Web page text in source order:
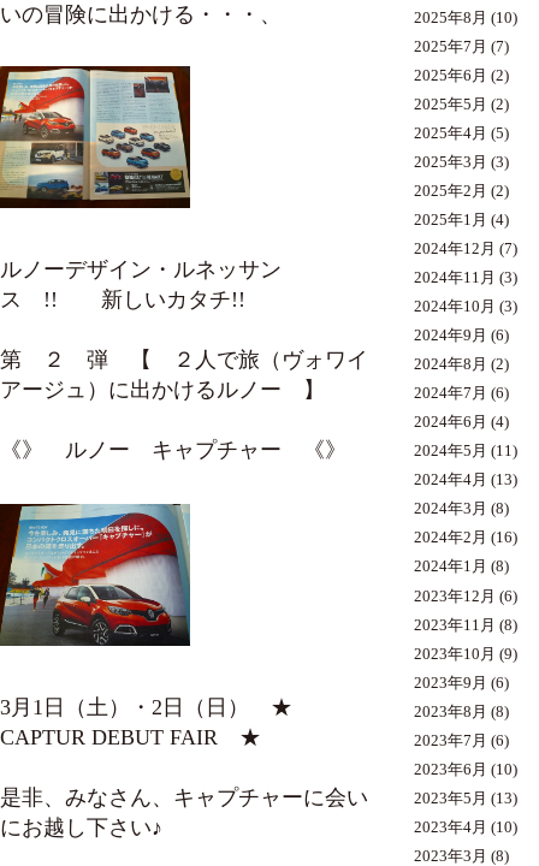
いの冒険に出かける・・・、
ルノーデザイン・ルネッサン
ス !! 新しいカタチ!!
第 ２ 弾 【 ２人で旅（ヴォワイ
アージュ）に出かけるルノー 】
《》 ルノー キャプチャー 《》
3月1日（土）・2日（日） ★
CAPTUR DEBUT FAIR ★
是非、みなさん、キャプチャーに会い
にお越し下さい♪
2025年8月 (10)
2025年7月 (7)
2025年6月 (2)
2025年5月 (2)
2025年4月 (5)
2025年3月 (3)
2025年2月 (2)
2025年1月 (4)
2024年12月 (7)
2024年11月 (3)
2024年10月 (3)
2024年9月 (6)
2024年8月 (2)
2024年7月 (6)
2024年6月 (4)
2024年5月 (11)
2024年4月 (13)
2024年3月 (8)
2024年2月 (16)
2024年1月 (8)
2023年12月 (6)
2023年11月 (8)
2023年10月 (9)
2023年9月 (6)
2023年8月 (8)
2023年7月 (6)
2023年6月 (10)
2023年5月 (13)
2023年4月 (10)
2023年3月 (8)